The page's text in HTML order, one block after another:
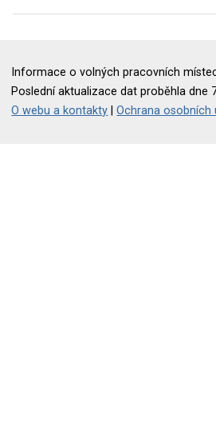
Informace o volných pracovních
Poslední aktualizace dat proběhla dne
O webu a kontakty |Ochrana osobních